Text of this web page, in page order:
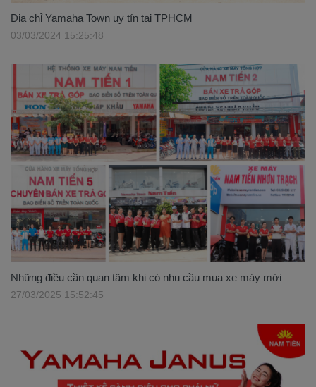
Địa chỉ Yamaha Town uy tín tại TPHCM
03/03/2024 15:25:48
Những điều cần quan tâm khi có nhu cầu mua xe máy mới
27/03/2025 15:52:45